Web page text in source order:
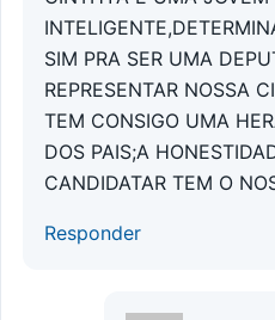
SIM PRA SER UMA
REPRESENTAR NOSSA
TEM CONSIGO UMA
DOS PAIS;A
CANDIDATAR TEM O
Responder